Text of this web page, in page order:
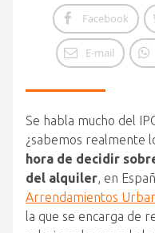
Facebook
E-mail
Se habla mucho del
¿sabemos realmente
hora de decidir
del alquiler, en
Arrendamientos
la que se encarga de